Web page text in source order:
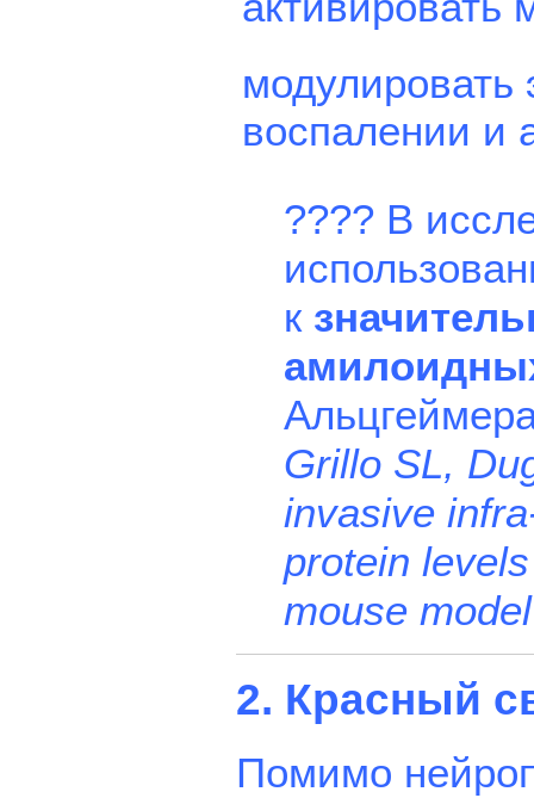
модулировать
воспалении и
???? В
к
Grillo SL,
invasive
protein
mouse
2. Красный
Помимо